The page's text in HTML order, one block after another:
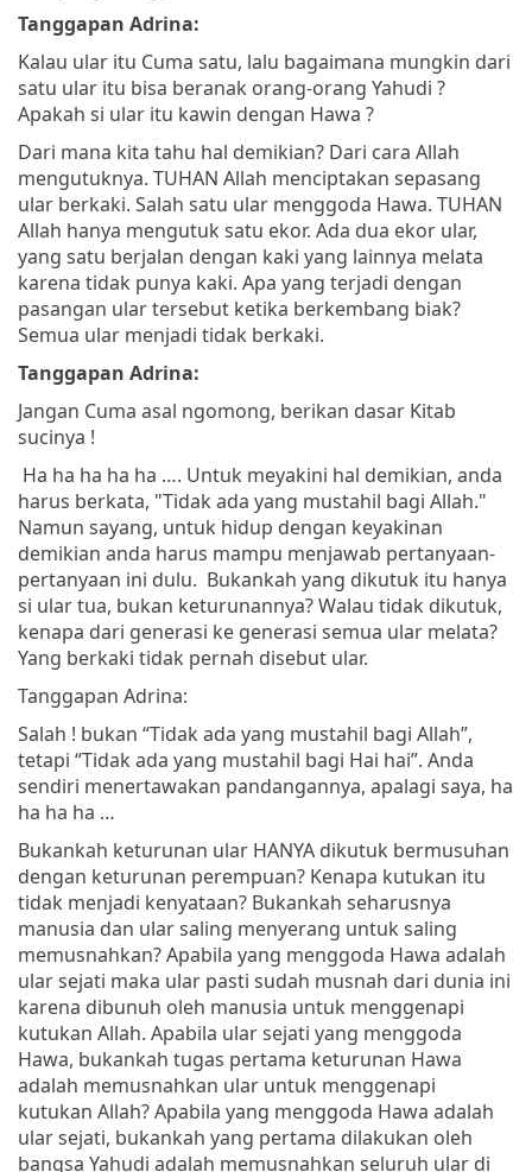
Tanggapan Adrina:
Kalau ular itu Cuma satu, lalu bagaimana mungkin dari
satu ular itu bisa beranak orang-orang Yahudi ?
Apakah si ular itu kawin dengan Hawa ?
Dari mana kita tahu hal demikian? Dari cara Allah
mengutuknya. TUHAN Allah menciptakan sepasang
ular berkaki. Salah satu ular menggoda Hawa. TUHAN
Allah hanya mengutuk satu ekor. Ada dua ekor ular,
yang satu berjalan dengan kaki yang lainnya melata
karena tidak punya kaki. Apa yang terjadi dengan
pasangan ular tersebut ketika berkembang biak?
Semua ular menjadi tidak berkaki.
Tanggapan Adrina:
Jangan Cuma asal ngomong, berikan dasar Kitab
sucinya !
Ha ha ha ha ha …. Untuk meyakini hal demikian, anda
harus berkata, "Tidak ada yang mustahil bagi Allah."
Namun sayang, untuk hidup dengan keyakinan
demikian anda harus mampu menjawab pertanyaan-
pertanyaan ini dulu. Bukankah yang dikutuk itu hanya
si ular tua, bukan keturunannya? Walau tidak dikutuk,
kenapa dari generasi ke generasi semua ular melata?
Yang berkaki tidak pernah disebut ular.
Tanggapan Adrina:
Salah ! bukan “Tidak ada yang mustahil bagi Allah”,
tetapi “Tidak ada yang mustahil bagi Hai hai”. Anda
sendiri menertawakan pandangannya, apalagi saya, ha
ha ha ha …
Bukankah keturunan ular HANYA dikutuk bermusuhan
dengan keturunan perempuan? Kenapa kutukan itu
tidak menjadi kenyataan? Bukankah seharusnya
manusia dan ular saling menyerang untuk saling
memusnahkan? Apabila yang menggoda Hawa adalah
ular sejati maka ular pasti sudah musnah dari dunia ini
karena dibunuh oleh manusia untuk menggenapi
kutukan Allah. Apabila ular sejati yang menggoda
Hawa, bukankah tugas pertama keturunan Hawa
adalah memusnahkan ular untuk menggenapi
kutukan Allah? Apabila yang menggoda Hawa adalah
ular sejati, bukankah yang pertama dilakukan oleh
bangsa Yahudi adalah memusnahkan seluruh ular di